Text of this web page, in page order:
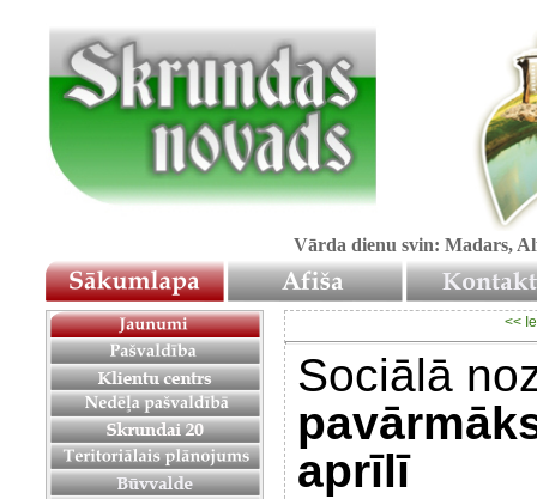
Vārda dienu svin: Madars,
<<
Sociālā
aprīlī